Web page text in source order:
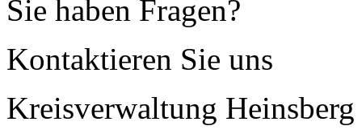
Sie haben Fragen?
Kontaktieren Sie uns
Kreisverwaltung Heinsberg